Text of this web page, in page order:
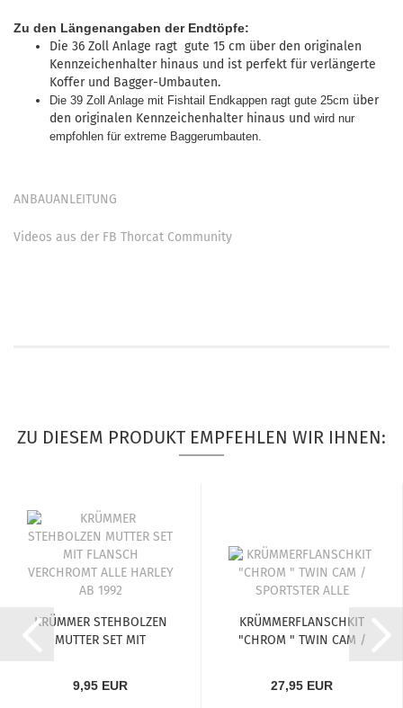
Zu den Längenangaben der Endtöpfe:
Die 36 Zoll Anlage ragt gute 15 cm über den originalen
Kennzeichenhalter hinaus und ist perfekt für verlängerte
Koffer und Bagger-Umbauten.
Die 39 Zoll Anlage mit Fishtail Endkappen ragt gute 25cm über
den originalen Kennzeichenhalter hinaus und wird nur
empfohlen für extreme Baggerumbauten.
ANBAUANLEITUNG
Videos aus der FB Thorcat Community
ZU DIESEM PRODUKT EMPFEHLEN WIR IHNEN:
KRÜMMER STEHBOLZEN
MUTTER SET MIT
9,95 EUR
KRÜMMERFLANSCHKIT
"CHROM " TWIN CAM /
27,95 EUR